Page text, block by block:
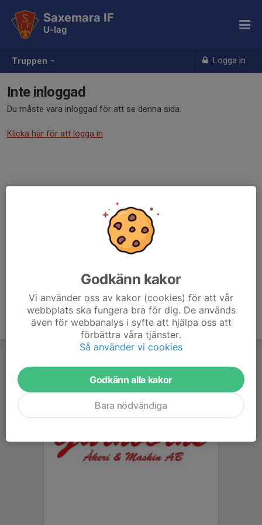
Truppen Logga in
Saxemara IF
U-lag
Inte inloggad
Du måste vara inloggad för att se denna sida.
Klicka här för att logga in
Godkänn kakor
Vi använder oss av kakor (cookies) för att vår
webbplats ska fungera bra för dig. De används
även för webbanalys i syfte att hjälpa oss att
förbättra våra tjänster.
Så använder vi cookies
Godkänn alla kakor
Bara nödvändiga